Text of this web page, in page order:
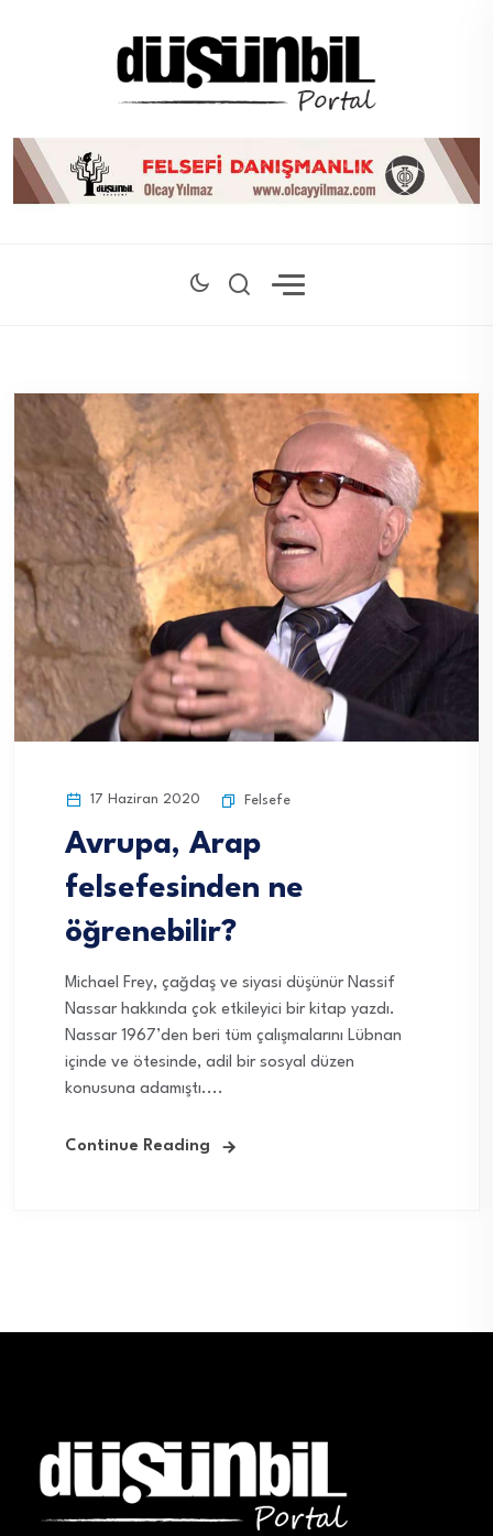
17 Haziran 2020 Felsefe
Avrupa, Arap
felsefesinden ne
öğrenebilir?
Michael Frey, çağdaş ve siyasi düşünür Nassif
Nassar hakkında çok etkileyici bir kitap yazdı.
Nassar 1967’den beri tüm çalışmalarını Lübnan
içinde ve ötesinde, adil bir sosyal düzen
konusuna adamıştı....
Continue Reading